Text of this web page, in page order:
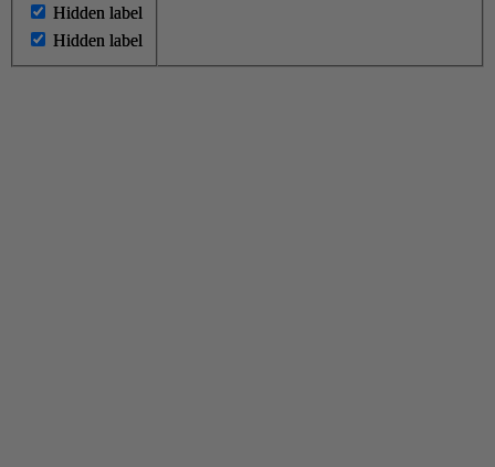
Hidden label
Hidden label
Hidden label
Hidden label